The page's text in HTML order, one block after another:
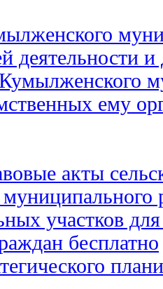
деятельности
ему
акты
участков
бесплатно